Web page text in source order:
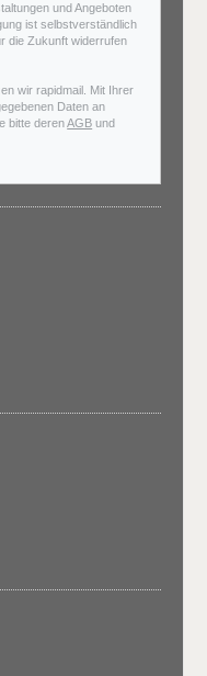
und Angeboten
ist selbstverständlich
die Zukunft widerrufen
wir rapidmail. Mit Ihrer
Daten an
bitte derenAGB und